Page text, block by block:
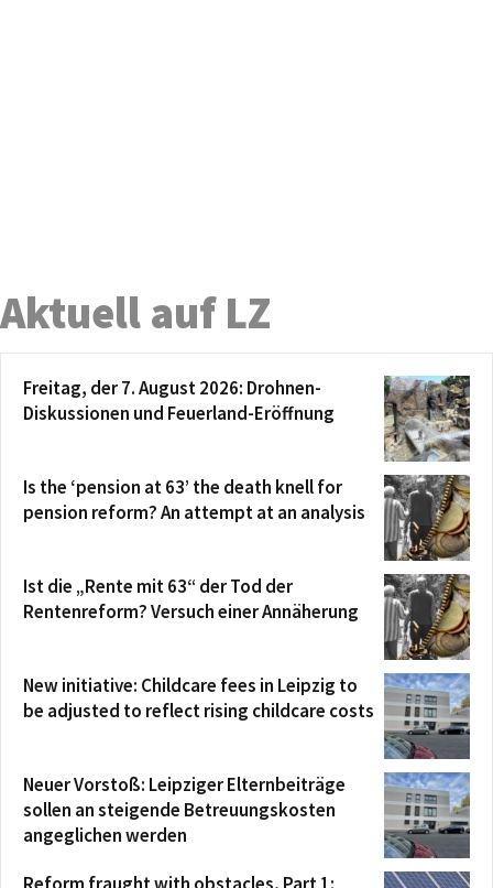
Aktuell auf LZ
Freitag, der 7. August 2026: Drohnen-
Diskussionen und Feuerland-Eröffnung
Is the ‘pension at 63’ the death knell for
pension reform? An attempt at an analysis
Ist die „Rente mit 63“ der Tod der
Rentenreform? Versuch einer Annäherung
New initiative: Childcare fees in Leipzig to
be adjusted to reflect rising childcare costs
Neuer Vorstoß: Leipziger Elternbeiträge
sollen an steigende Betreuungskosten
angeglichen werden